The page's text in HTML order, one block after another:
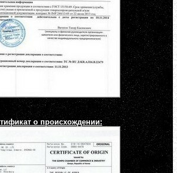
о происхождении: